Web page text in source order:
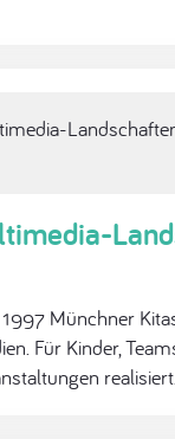
Münchner
Für Kinder,